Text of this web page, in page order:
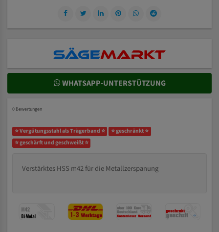
WHATSAPP-UNTERSTÜTZUNG
0 Bewertungen
⭐ Vergütungsstahl als Trägerband ⭐
⭐ geschränkt ⭐
⭐ geschärft und geschweißt ⭐
Verstärktes HSS m42 für die Metallzerspanung